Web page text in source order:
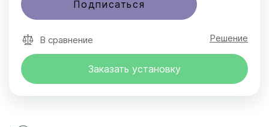
Подписаться
В сравнение Решение
Заказать установку